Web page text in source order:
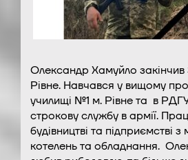
Олександр Хамуйло
Рівне. Навчався у вищому
училищі №1 м. Рівне та в
строкову службу в армії.
будівництві та підприємстві
котелень та обладнання.